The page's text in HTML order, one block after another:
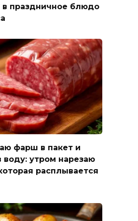
в праздничное блюдо
фарш в пакет и
воду: утром нарезаю
расплывается